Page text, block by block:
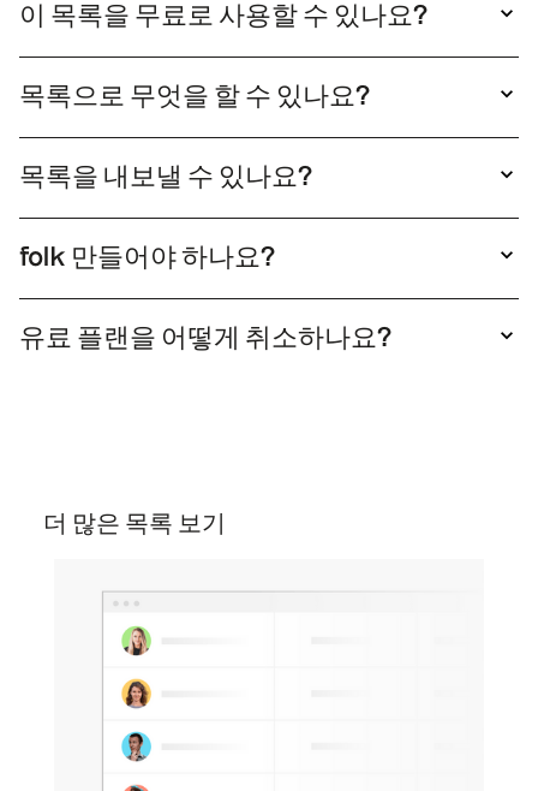
이 목록을 무료로 사용할 수 있나요?
니다. 이 목록을 본인 전용으로 만들고 싶으시다면
"복제"를 클릭하기만 하면 됩니다. 그러면 직접 편
집할 수 있는 수정 가능한 버전의 목록을 가지게
됩니다.
목록으로 무엇을 할 수 있나요?
수 있습니다. 이후 이러한 관계를 파이프라인에서
손쉽게 추적할 수 있습니다.
목록을 내보낼 수 있나요?
니다.
folk 만들어야 하나요?
유료 플랜을 어떻게 취소하나요?
더 많은 목록 보기